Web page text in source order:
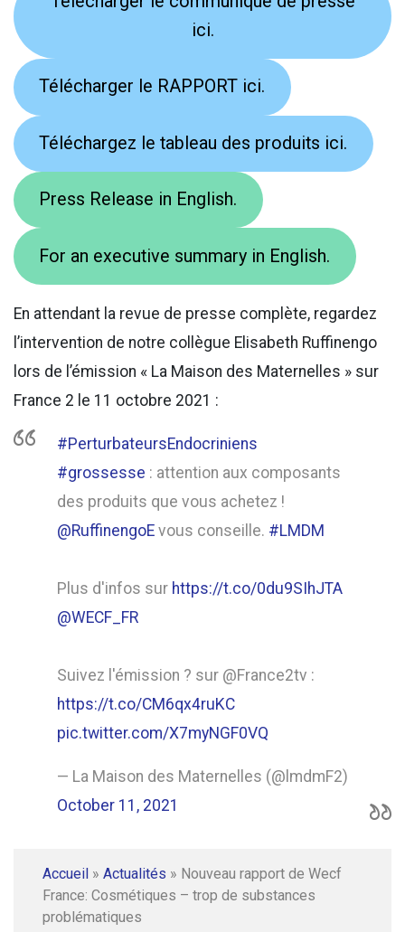
ici.
Télécharger le RAPPORT ici.
Téléchargez le tableau des produits ici.
Press Release in English.
For an executive summary in English.
En attendant la revue de presse complète, regardez
l’intervention de notre collègue Elisabeth Ruffinengo
lors de l’émission « La Maison des Maternelles » sur
France 2 le 11 octobre 2021 :
#PerturbateursEndocriniens
#grossesse : attention aux composants
des produits que vous achetez !
@RuffinengoE vous conseille. #LMDM
Plus d'infos sur https://t.co/0du9SIhJTA
@WECF_FR
Suivez l'émission ? sur @France2tv :
https://t.co/CM6qx4ruKC
pic.twitter.com/X7myNGF0VQ
— La Maison des Maternelles (@lmdmF2)
October 11, 2021
Accueil » Actualités » Nouveau rapport de Wecf
France: Cosmétiques – trop de substances
problématiques